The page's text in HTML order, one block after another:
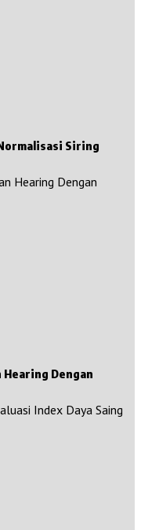
Siring
Hearing Dengan